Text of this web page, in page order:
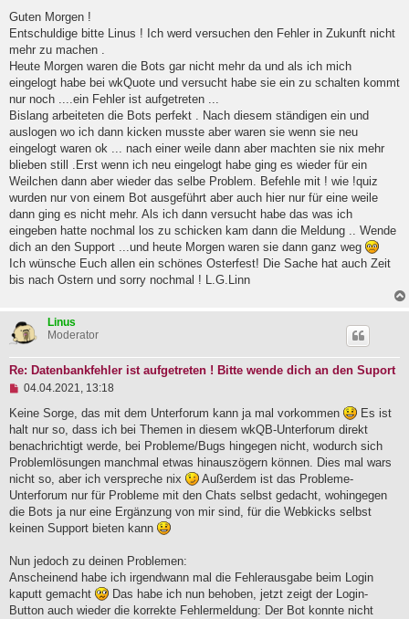
g
e
e
s
e
n
e
r
B
e
i
t
r
a
Guten Morgen !
Entschuldige bitte Linus ! Ich werd versuchen den Fehler in Zukunft nicht
mehr zu machen .
Heute Morgen waren die Bots gar nicht mehr da und als ich mich
eingelogt habe bei wkQuote und versucht habe sie ein zu schalten kommt
nur noch ....ein Fehler ist aufgetreten ...
Bislang arbeiteten die Bots perfekt . Nach diesem ständigen ein und
auslogen wo ich dann kicken musste aber waren sie wenn sie neu
eingelogt waren ok ... nach einer weile dann aber machten sie nix mehr
blieben still .Erst wenn ich neu eingelogt habe ging es wieder für ein
Weilchen dann aber wieder das selbe Problem. Befehle mit ! wie !quiz
wurden nur von einem Bot ausgeführt aber auch hier nur für eine weile
dann ging es nicht mehr. Als ich dann versucht habe das was ich
eingeben hatte nochmal los zu schicken kam dann die Meldung .. Wende
dich an den Support ...und heute Morgen waren sie dann ganz weg
Ich wünsche Euch allen ein schönes Osterfest! Die Sache hat auch Zeit
bis nach Ostern und sorry nochmal ! L.G.Linn
Linus
Moderator
Re: Datenbankfehler ist aufgetreten ! Bitte wende dich an den Suport
U
g
e
e
s
e
n
e
r
B
t
r
a
g
04.04.2021, 13:18
Keine Sorge, das mit dem Unterforum kann ja mal vorkommen
Es ist
halt nur so, dass ich bei Themen in diesem wkQB-Unterforum direkt
benachrichtigt werde, bei Probleme/Bugs hingegen nicht, wodurch sich
Problemlösungen manchmal etwas hinauszögern können. Dies mal wars
nicht so, aber ich verspreche nix
Außerdem ist das Probleme-
Unterforum nur für Probleme mit den Chats selbst gedacht, wohingegen
die Bots ja nur eine Ergänzung von mir sind, für die Webkicks selbst
keinen Support bieten kann
Nun jedoch zu deinen Problemen:
Anscheinend habe ich irgendwann mal die Fehlerausgabe beim Login
kaputt gemacht
Das habe ich nun behoben, jetzt zeigt der Login-
Button auch wieder die korrekte Fehlermeldung: Der Bot konnte nicht